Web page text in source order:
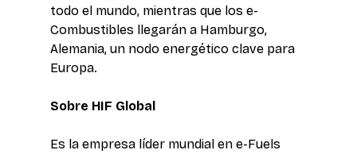
todo el mundo, mientras que los e-
Combustibles llegarán a Hamburgo,
Alemania, un nodo energético clave para
Europa.
Sobre HIF Global
Es la empresa líder mundial en e-Fuels